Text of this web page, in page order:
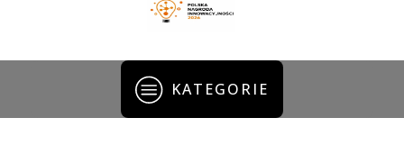
KATEGORIE